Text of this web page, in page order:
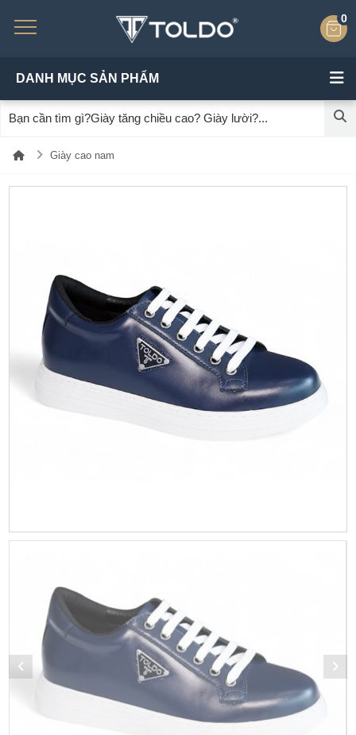
0
DANH MỤC SẢN PHẨM
Giày cao nam